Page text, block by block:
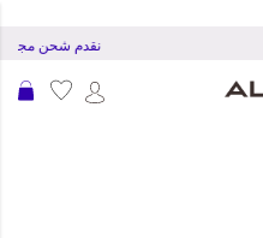
نقدم شحن مجاني